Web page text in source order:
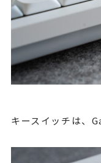
キースイッチは、